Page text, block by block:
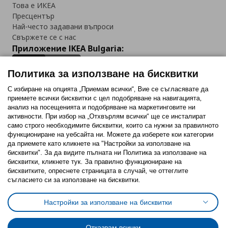
Това е ИКЕА
Пресцентър
Най-често задавани въпроси
Свържете се с нас
Приложение IKEA Bulgaria:
Последвайте ни:
FacebookTwitterYoutubePinterestInstagram
Политика за използване на бисквитки (Cookies)
Избор на настройки за използване на бисквитки
Условия за ползване на ikea.bgОбща политика за личните данни
Политика за защита на личните данни на ikea.bg
Общи условия на програма IKEA Family
Политика за използване на бисквитки
С избиране на опцията „Приемам всички“, Вие се съгласявате да
приемете всички бисквитки с цел подобряване на навигацията,
анализ на посещенията и подобряване на маркетинговите ни
активности. При избор на „Отхвърлям всички“ ще се инсталират
само строго необходимитe бисквитки, които са нужни за правилното
функциониране на уебсайта ни. Можете да изберете кои категории
да приемете като кликнете на "Настройки за използване на
бисквитки". За да видите пълната ни Политика за използване на
бисквитки, кликнете тук. За правилно функциониране на
бисквитките, опреснете страницата в случай, че оттеглите
съгласието си за използване на бисквитки.
Настройки за използване на бисквитки